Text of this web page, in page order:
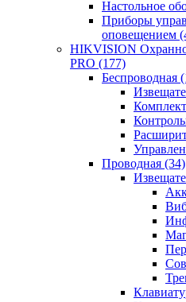
Настольное
Приборы
оповещением
HIKVISION
PRO (177)
Беспроводная
Проводная (34)